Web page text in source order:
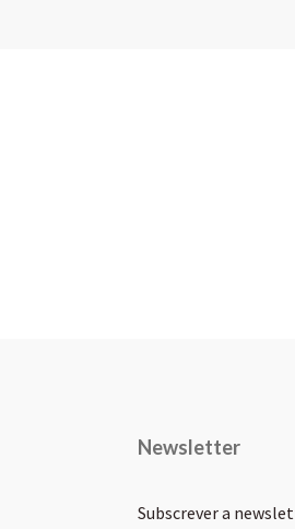
Newsletter
Subscrever a